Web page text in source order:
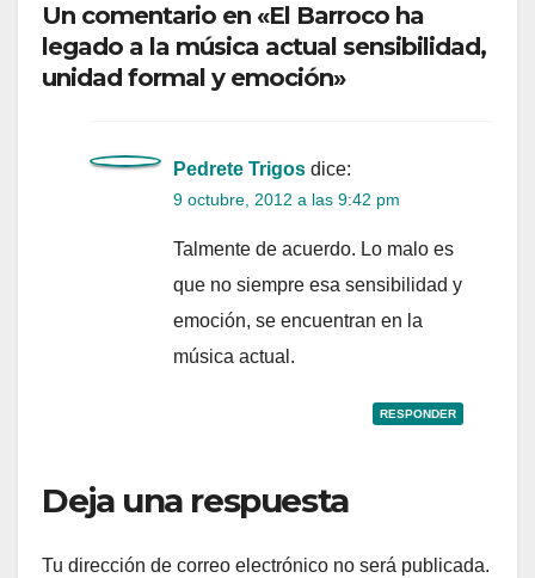
Un comentario en «El Barroco ha
legado a la música actual sensibilidad,
unidad formal y emoción»
Pedrete Trigos dice:
9 octubre, 2012 a las 9:42 pm
Talmente de acuerdo. Lo malo es
que no siempre esa sensibilidad y
emoción, se encuentran en la
música actual.
RESPONDER
Deja una respuesta
Tu dirección de correo electrónico no será publicada.